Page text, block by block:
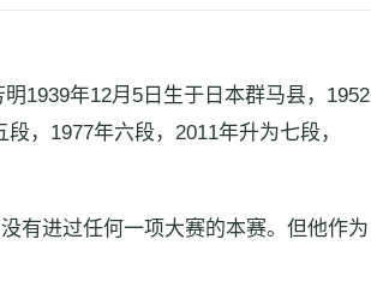
1939年12月5日生于日本群马县，1952
，1977年六段，2011年升为七段，
有进过任何一项大赛的本赛。但他作为